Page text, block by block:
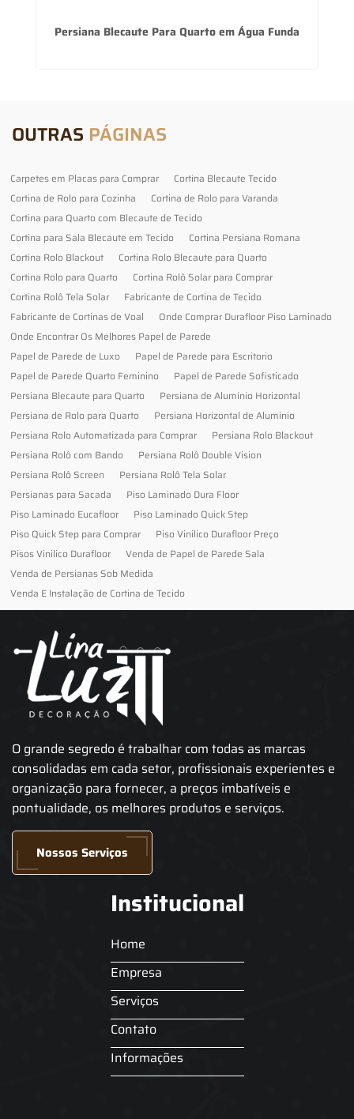
Persiana Blecaute Para Quarto em Água Funda
OUTRAS PÁGINAS
Carpetes em Placas para Comprar
Cortina Blecaute Tecido
Cortina de Rolo para Cozinha
Cortina de Rolo para Varanda
Cortina para Quarto com Blecaute de Tecido
Cortina para Sala Blecaute em Tecido
Cortina Persiana Romana
Cortina Rolo Blackout
Cortina Rolo Blecaute para Quarto
Cortina Rolo para Quarto
Cortina Rolô Solar para Comprar
Cortina Rolô Tela Solar
Fabricante de Cortina de Tecido
Fabricante de Cortinas de Voal
Onde Comprar Durafloor Piso Laminado
Onde Encontrar Os Melhores Papel de Parede
Papel de Parede de Luxo
Papel de Parede para Escritorio
Papel de Parede Quarto Feminino
Papel de Parede Sofisticado
Persiana Blecaute para Quarto
Persiana de Alumínio Horizontal
Persiana de Rolo para Quarto
Persiana Horizontal de Alumínio
Persiana Rolo Automatizada para Comprar
Persiana Rolo Blackout
Persiana Rolô com Bando
Persiana Rolô Double Vision
Persiana Rolô Screen
Persiana Rolô Tela Solar
Persianas para Sacada
Piso Laminado Dura Floor
Piso Laminado Eucafloor
Piso Laminado Quick Step
Piso Quick Step para Comprar
Piso Vinilico Durafloor Preço
Pisos Vinilico Durafloor
Venda de Papel de Parede Sala
Venda de Persianas Sob Medida
Venda E Instalação de Cortina de Tecido
O grande segredo é trabalhar com todas as marcas
consolidadas em cada setor, profissionais experientes e
organização para fornecer, a preços imbatíveis e
pontualidade, os melhores produtos e serviços.
Nossos Serviços
Institucional
Home
Empresa
Serviços
Contato
Informações